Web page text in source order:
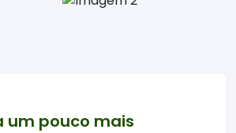
um pouco mais